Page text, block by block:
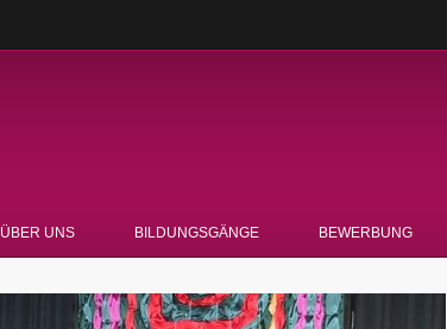
ÜBER UNS BILDUNGSGÄNGE BEWERBUNG